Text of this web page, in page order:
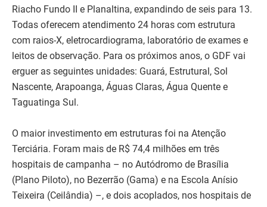
Riacho Fundo II e Planaltina, expandindo de seis para 13.
Todas oferecem atendimento 24 horas com estrutura
com raios-X, eletrocardiograma, laboratório de exames e
leitos de observação. Para os próximos anos, o GDF vai
erguer as seguintes unidades: Guará, Estrutural, Sol
Nascente, Arapoanga, Águas Claras, Água Quente e
Taguatinga Sul.
O maior investimento em estruturas foi na Atenção
Terciária. Foram mais de R$ 74,4 milhões em três
hospitais de campanha – no Autódromo de Brasília
(Plano Piloto), no Bezerrão (Gama) e na Escola Anísio
Teixeira (Ceilândia) –, e dois acoplados, nos hospitais de